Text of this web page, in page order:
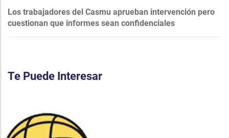
Los trabajadores del Casmu aprueban intervención pero
cuestionan que informes sean confidenciales
Te Puede Interesar